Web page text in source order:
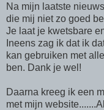
Na mijn laatste
die mij niet zo goed
Je laat je kwetsbare
Ineens zag ik dat ik
kan gebruiken met
ben. Dank je wel!
Daarna kreeg ik een
met mijn